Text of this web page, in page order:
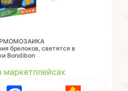
брелоков, светятся в
Bondibon
маркетплейсах